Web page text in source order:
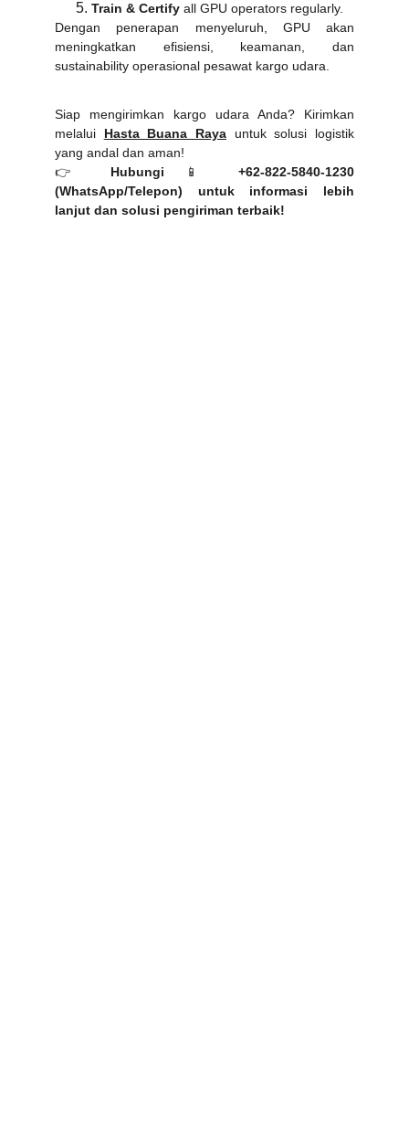
Train & Certify all GPU operators regularly.
Dengan penerapan menyeluruh, GPU akan
meningkatkan efisiensi, keamanan, dan
sustainability operasional pesawat kargo udara.
Siap mengirimkan kargo udara Anda? Kirimkan
melalui Hasta Buana Raya untuk solusi logistik
yang andal dan aman!
👉 Hubungi 📱
+62-822-5840-1230
(WhatsApp/Telepon) untuk informasi lebih
lanjut dan solusi pengiriman terbaik!